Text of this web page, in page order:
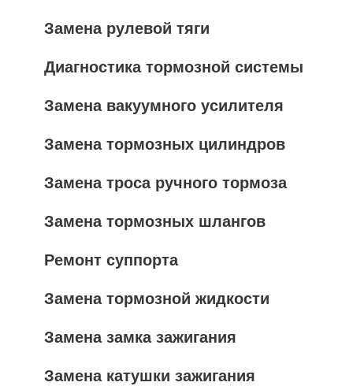
Замена рулевой тяги
Диагностика тормозной системы
Замена вакуумного усилителя
Замена тормозных цилиндров
Замена троса ручного тормоза
Замена тормозных шлангов
Ремонт суппорта
Замена тормозной жидкости
Замена замка зажигания
Замена катушки зажигания